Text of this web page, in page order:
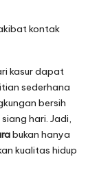
kontak
kasur dapat
sederhana
bersih
hari. Jadi,
bukan hanya
kualitas hidup